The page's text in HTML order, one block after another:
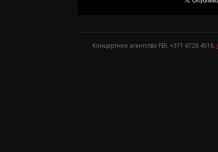
Концертное агентство FBI, +371 6728 4516,